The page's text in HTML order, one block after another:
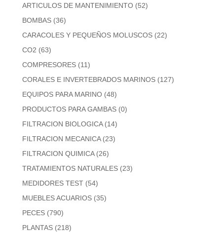
ARTICULOS DE MANTENIMIENTO (52)
BOMBAS (36)
CARACOLES Y PEQUEÑOS MOLUSCOS (22)
CO2 (63)
COMPRESORES (11)
CORALES E INVERTEBRADOS MARINOS (127)
EQUIPOS PARA MARINO (48)
PRODUCTOS PARA GAMBAS (0)
FILTRACION BIOLOGICA (14)
FILTRACION MECANICA (23)
FILTRACION QUIMICA (26)
TRATAMIENTOS NATURALES (23)
MEDIDORES TEST (54)
MUEBLES ACUARIOS (35)
PECES (790)
PLANTAS (218)